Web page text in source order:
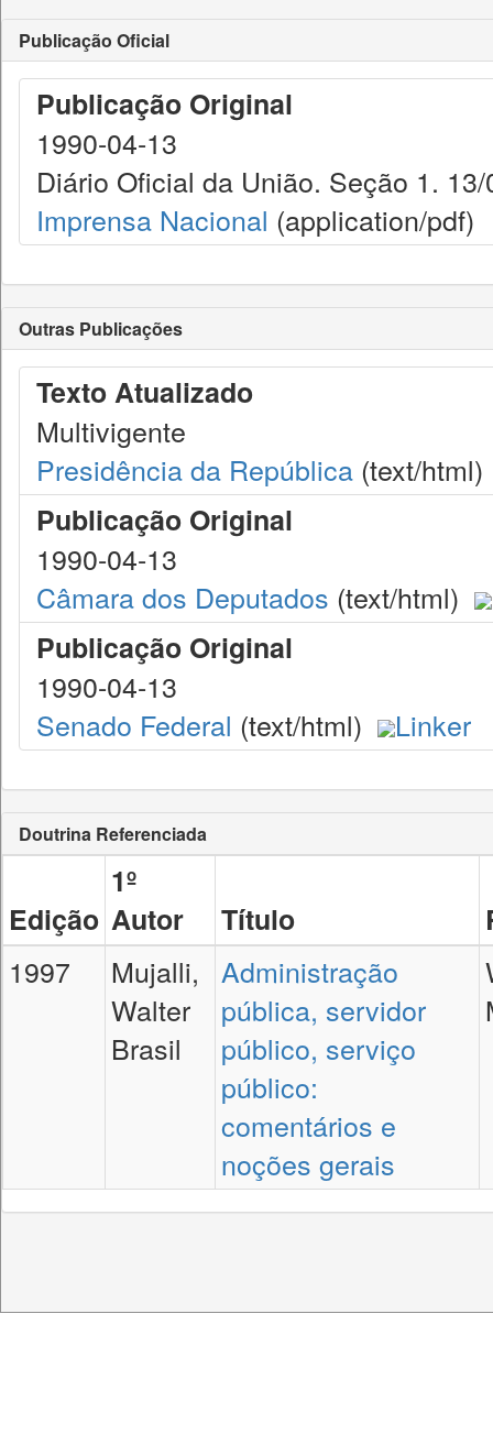
Publicação Oficial
Publicação Original
1990-04-13
Diário Oficial da União. Seção 1.
Imprensa Nacional (application/pdf)
Outras Publicações
Texto Atualizado
Multivigente
Presidência da República (text/html)
Publicação Original
1990-04-13
Câmara dos Deputados (text/html)
Publicação Original
1990-04-13
Senado Federal (text/html) Linker
Doutrina Referenciada
Edição
1º
Autor
Título
1997
Mujalli,
Walter
Brasil
Administração
pública, servidor
público, serviço
público:
comentários e
noções gerais